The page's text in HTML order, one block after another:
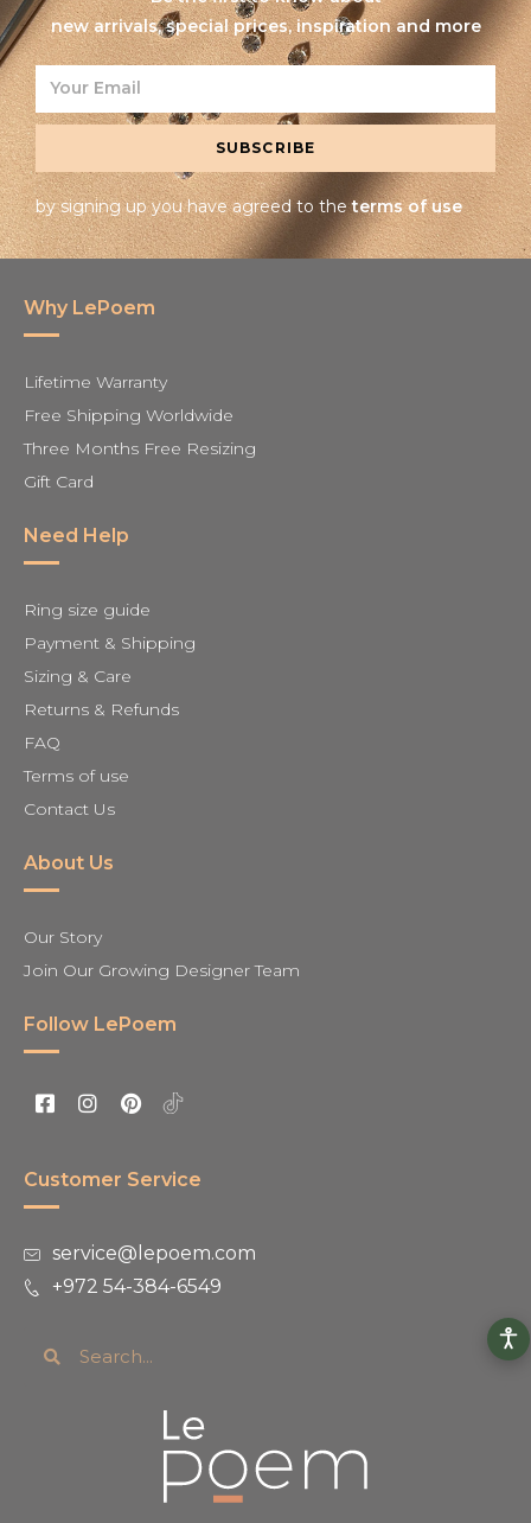
new arrivals, special prices, inspiration and more
SUBSCRIBE
by signing up you have agreed to theterms of use
Why LePoem
Lifetime Warranty
Free Shipping Worldwide
Three Months Free Resizing
Gift Card
Need Help
Ring size guide
Payment & Shipping
Sizing & Care
Returns & Refunds
FAQ
Terms of use
Contact Us
About Us
Our Story
Join Our Growing Designer Team
Follow LePoem
Customer Service
service@lepoem.com
+972 54-384-6549